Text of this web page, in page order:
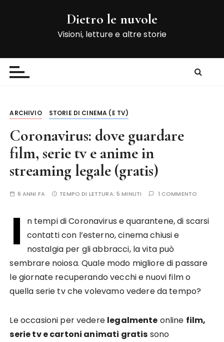
a
Dietro le nuvole
Visioni, letture e altre storie
ARCHIVIO STORIE DI CINEMA (E TV)
Coronavirus: dove guardare
film, serie tv e anime in
streaming legale (gratis)
6 ANNI FA TEMPO DI LETTURA:5 MINUTI 1 COMMENTO
I
n tempi di Coronavirus e quarantene, di scarsi
contatti con l’esterno, cinema chiusi e
nostalgia per gli abbracci, la vita può
sembrare noiosa. Quale modo migliore di passare
le giornate recuperando vecchi e nuovi film o
quella serie tv che volevamo vedere da tempo?
Le occasioni per vedere legalmente online film,
serie tv e cartoni animati gratis sono